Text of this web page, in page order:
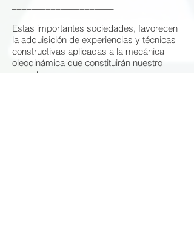
Estas importantes sociedades, favorecen
la adquisición de experiencias y técnicas
constructivas aplicadas a la mecánica
oleodinámica que constituirán nuestro
know-how.